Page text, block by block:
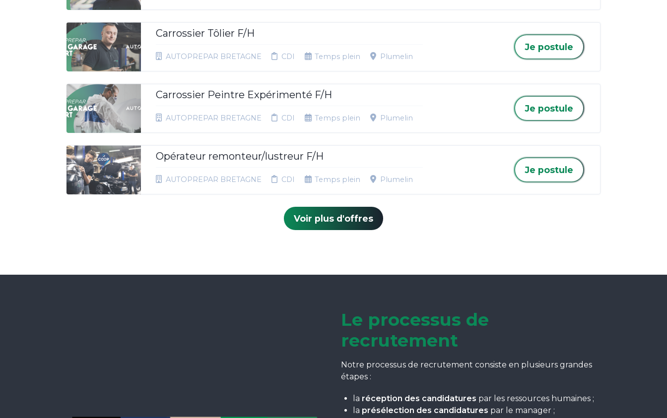
Carrossier Tôlier F/H
AUTOPREPAR BRETAGNE CDI Temps plein Plumelin
Je postule
Carrossier Peintre Expérimenté F/H
AUTOPREPAR BRETAGNE CDI Temps plein Plumelin
Je postule
Opérateur remonteur/lustreur F/H
AUTOPREPAR BRETAGNE CDI Temps plein Plumelin
Je postule
Voir plus d'offres
Le processus de
recrutement
Notre processus de recrutement consiste en plusieurs grandes
étapes :
la réception des candidatures par les ressources humaines ;
la présélection des candidatures par le manager ;